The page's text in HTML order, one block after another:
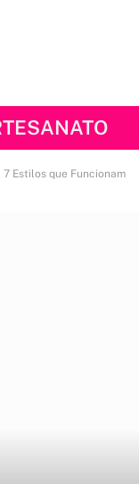
Estilos que Funcionam